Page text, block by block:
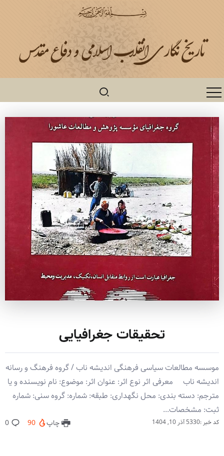
تحقیقات جغرافیایی
موسسه مطالعات سیاسی فرهنگی اندیشه ناب / گروه فرهنگ و رسانه
اندیشه ناب معرفی اثر نوع اثر: عنوان اثر: موضوع: نام نویسنده و یا
مترجم: دسته بندی: محل نگهداری: طبقه: شماره: گروه سنی: شماره
ثبت: مشخصات...
کد خبر :5330 آذر 10, 1404 چاپ 90
0